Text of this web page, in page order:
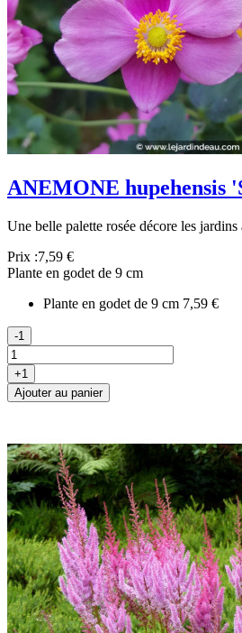
ANEMONE hupehensis
Une belle palette rosée décore les
Prix :7,59 €
Plante en godet de 9 cm
Plante en godet de 9 cm 7,59 €
-1
+1
Ajouter au panier